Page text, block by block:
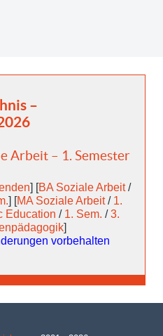
–
Arbeit – 1. Semester
] [BA Soziale Arbeit/
] [MA Soziale Arbeit/ 1.
Education / 1. Sem. /3.
]
vorbehalten